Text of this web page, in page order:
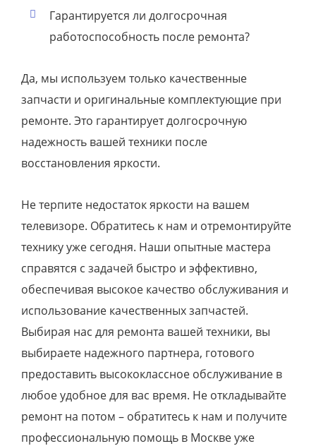
Гарантируется ли долгосрочная
работоспособность после ремонта?
Да, мы используем только качественные
запчасти и оригинальные комплектующие при
ремонте. Это гарантирует долгосрочную
надежность вашей техники после
восстановления яркости.
Не терпите недостаток яркости на вашем
телевизоре. Обратитесь к нам и отремонтируйте
технику уже сегодня. Наши опытные мастера
справятся с задачей быстро и эффективно,
обеспечивая высокое качество обслуживания и
использование качественных запчастей.
Выбирая нас для ремонта вашей техники, вы
выбираете надежного партнера, готового
предоставить высококлассное обслуживание в
любое удобное для вас время. Не откладывайте
ремонт на потом – обратитесь к нам и получите
профессиональную помощь в Москве уже